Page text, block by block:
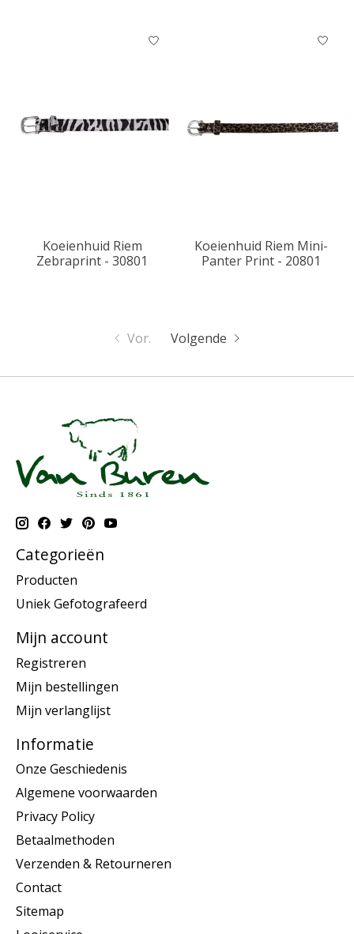
Koeienhuid Riem
Zebraprint - 30801
Koeienhuid Riem Mini-
Panter Print - 20801
Vor. Volgende
Categorieën
Producten
Uniek Gefotografeerd
Mijn account
Registreren
Mijn bestellingen
Mijn verlanglijst
Informatie
Onze Geschiedenis
Algemene voorwaarden
Privacy Policy
Betaalmethoden
Verzenden & Retourneren
Contact
Sitemap